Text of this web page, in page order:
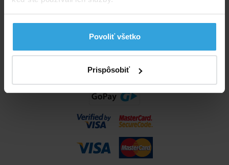
Povoliť všetko
Prispôsobiť
Obchodné podmienky
Možnosti dopravy a platby
Reklamácie
Odstúpenie od zmluvy